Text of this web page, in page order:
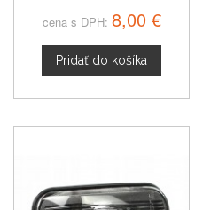
cena s DPH: 8,00 €
Pridať do košíka